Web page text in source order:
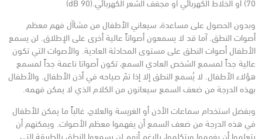
وبدون الحصول على مساعدة، سيعاني الأطفال من مشاآل فهم معظم
أصوات النطق. آما قد لا يسمعون أصواتاً عالية أخرى على الإطلاق. لن يسمع
الأطفال أصوات النطق على مستوى المحادثة العادية. والأصوات التي تكون
عالية جداً لمسمع الشخص العادي السمع، تكون أصواتا ناعمة جداً لمسمع
هؤلاء الأطفال. لا يُسمع النطق إلا إذا تمّ صياحه في أذن الأطفال. والأطفال
بهذه الدرجة من ضعف السمع سيعانون من الكلام الذي لا يمكن فهمه.
وبفضل استخدام سماعات الأذن أو الغريسة والعلاج، غالباً ما يمكن للأطفال
في هذه الدرجة من ضعف السمع أن يفهموا معظم الأصوات. ويمكنهم أن
يتعلموا أن يفهموا ويتكلموا، بالرغم أنهم لن يسمعوا النطق بالطريقة التي